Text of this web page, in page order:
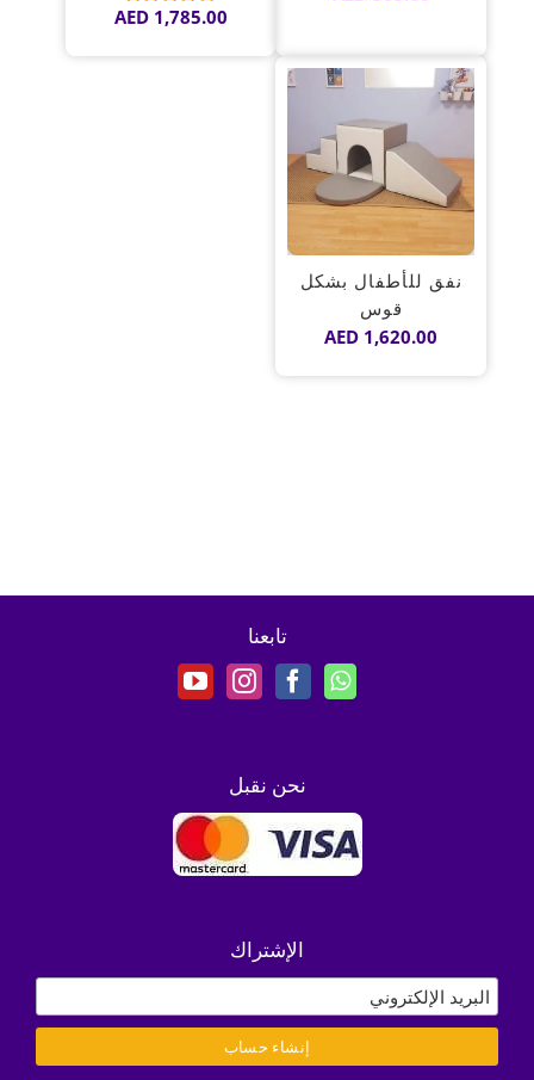
تم
AED1,785.00
نفق للأطفال بشكل
قوس
AED 1,620.00
تابعنا
نحن نقبل
الإشتراك